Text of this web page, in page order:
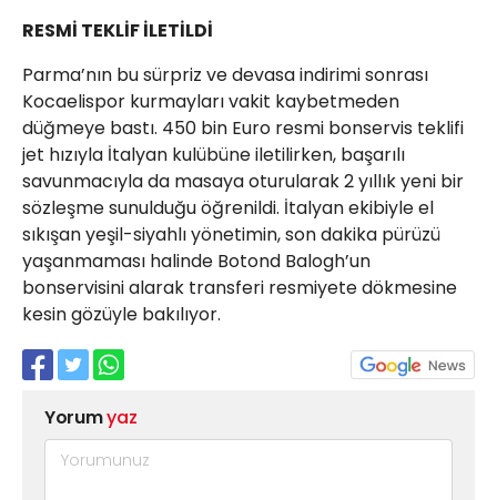
RESMİ TEKLİF İLETİLDİ
Parma’nın bu sürpriz ve devasa indirimi sonrası
Kocaelispor kurmayları vakit kaybetmeden
düğmeye bastı. 450 bin Euro resmi bonservis teklifi
jet hızıyla İtalyan kulübüne iletilirken, başarılı
savunmacıyla da masaya oturularak 2 yıllık yeni bir
sözleşme sunulduğu öğrenildi. İtalyan ekibiyle el
sıkışan yeşil-siyahlı yönetimin, son dakika pürüzü
yaşanmaması halinde Botond Balogh’un
bonservisini alarak transferi resmiyete dökmesine
kesin gözüyle bakılıyor.
Yorumyaz